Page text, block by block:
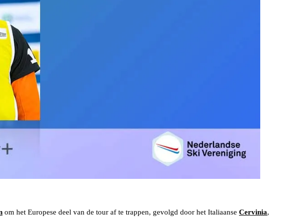
om het Europese deel van de tour af te trappen, gevolgd door het Italiaanse Cervinia,